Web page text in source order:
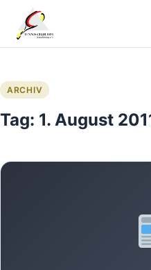
Inhalt
springen
ARCHIV
Tag: 1. August